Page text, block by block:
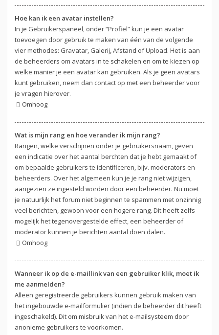
Hoe kan ik een avatar instellen?
In je Gebruikerspaneel, onder “Profiel” kun je een avatar
toevoegen door gebruik te maken van één van de volgende
vier methodes: Gravatar, Galerij, Afstand of Upload. Het is aan
de beheerders om avatars in te schakelen en om te kiezen op
welke manier je een avatar kan gebruiken. Als je geen avatars
kunt gebruiken, neem dan contact op met een beheerder voor
je vragen hierover.
Omhoog
Wat is mijn rang en hoe verander ik mijn rang?
Rangen, welke verschijnen onder je gebruikersnaam, geven
een indicatie over het aantal berchten dat je hebt gemaakt of
om bepaalde gebruikers te identificeren, bijv. moderators en
beheerders. Over het algemeen kun je je rang niet wijzigen,
aangezien ze ingesteld worden door een beheerder. Nu moet
je natuurlijk het forum niet beginnen te spammen met onzinnig
veel berichten, gewoon voor een hogere rang. Dit heeft zelfs
mogelijk het tegenovergestelde effect, een beheerder of
moderator kunnen je berichten aantal doen dalen.
Omhoog
Wanneer ik op de e-maillink van een gebruiker klik, moet ik
me aanmelden?
Alleen geregistreerde gebruikers kunnen gebruik maken van
het ingebouwde e-mailformulier (indien de beheerder dit heeft
ingeschakeld). Dit om misbruik van het e-mailsysteem door
anonieme gebruikers te voorkomen.